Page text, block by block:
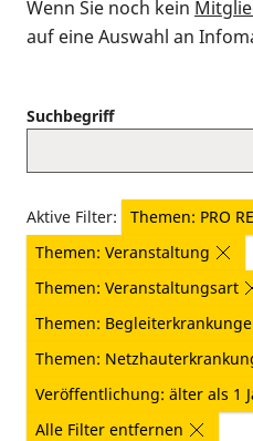
Wenn Sie noch kein
auf eine Auswahl an
Suchbegriff
Aktive Filter:
Themen: PRO
Themen: Veranstaltung
Themen: Veranstaltungsart
Themen:
Themen:
Veröffentlichung: älter als 1
Alle Filter entfernen